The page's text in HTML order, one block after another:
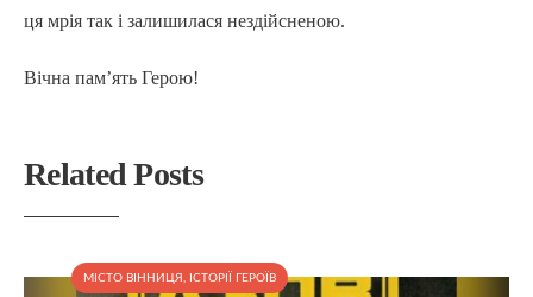
ця мрія так і залишилася нездійсненою.
Вічна пам’ять Герою!
Related Posts
МІСТО ВІННИЦЯ , ІСТОРІЇ ГЕРОЇВ